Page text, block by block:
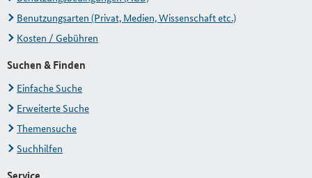
Benutzungsarten (Privat, Medien, Wissenschaft etc.)
Kosten / Gebühren
Suchen & Finden
Einfache Suche
Erweiterte Suche
Themensuche
Suchhilfen